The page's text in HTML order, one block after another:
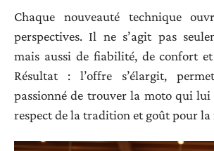
Chaque nouveauté technique
perspectives. Il ne s’agit pas
mais aussi de fiabilité, de confort
Résultat : l’offre s’élargit,
passionné de trouver la moto qui lui
respect de la tradition et goût pour la